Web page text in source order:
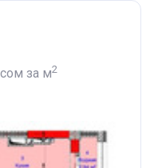
за м2